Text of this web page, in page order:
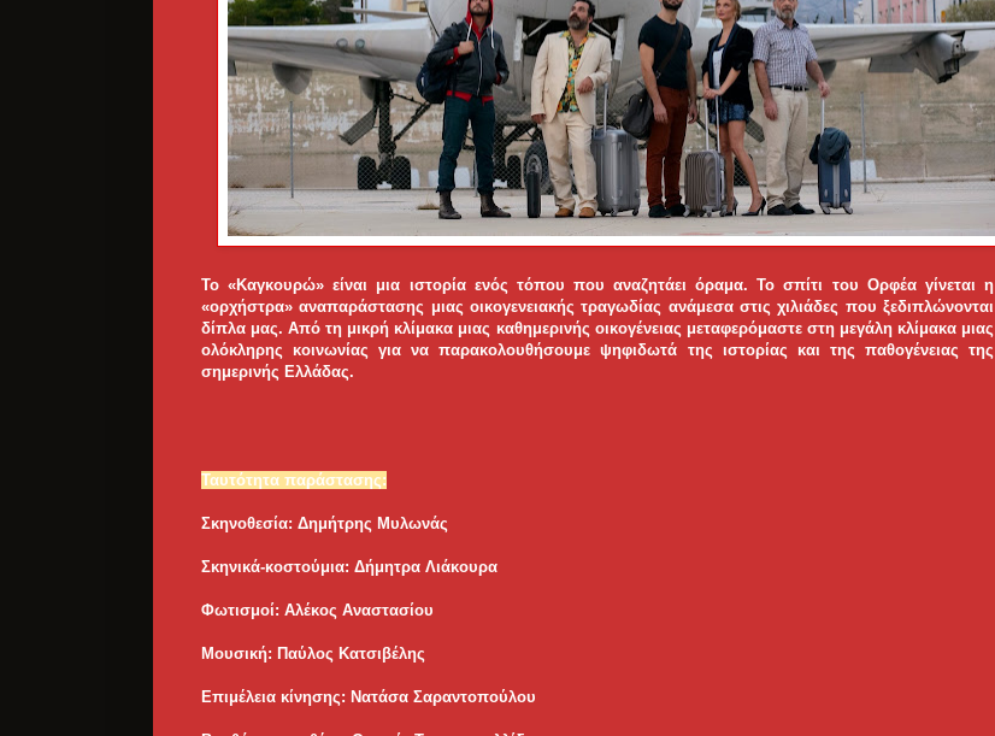
Το «Καγκουρώ» είναι μια ιστορία ενός τόπου που αναζητάει όραμα. Το σπίτι του Ορφέα γίνεται η
«ορχήστρα» αναπαράστασης μιας οικογενειακής τραγωδίας ανάμεσα στις χιλιάδες που ξεδιπλώνονται
δίπλα μας. Από τη μικρή κλίμακα μιας καθημερινής οικογένειας μεταφερόμαστε στη μεγάλη κλίμακα μιας
ολόκληρης κοινωνίας για να παρακολουθήσουμε ψηφιδωτά της ιστορίας και της παθογένειας της
σημερινής Ελλάδας.
Ταυτότητα παράστασης:
Σκηνοθεσία: Δημήτρης Μυλωνάς
Σκηνικά-κοστούμια: Δήμητρα Λιάκουρα
Φωτισμοί: Αλέκος Αναστασίου
Μουσική: Παύλος Κατσιβέλης
Επιμέλεια κίνησης: Νατάσα Σαραντοπούλου